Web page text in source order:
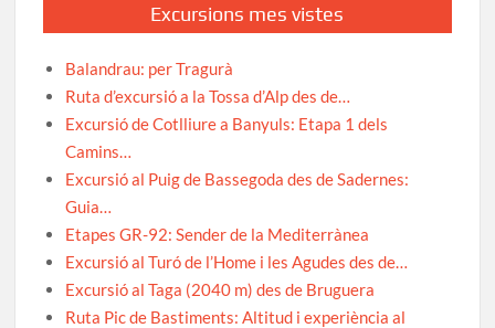
Excursions mes vistes
Balandrau: per Tragurà
Ruta d’excursió a la Tossa d’Alp des de…
Excursió de Cotlliure a Banyuls: Etapa 1 dels
Camins…
Excursió al Puig de Bassegoda des de Sadernes:
Guia…
Etapes GR-92: Sender de la Mediterrànea
Excursió al Turó de l’Home i les Agudes des de…
Excursió al Taga (2040 m) des de Bruguera
Ruta Pic de Bastiments: Altitud i experiència al